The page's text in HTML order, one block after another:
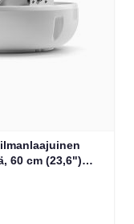
60 cm (23,6")